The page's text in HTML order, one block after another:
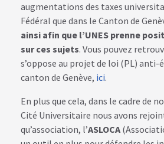
augmentations des taxes
Fédéral que dans le Canton de
ainsi afin que l’UNES prenne
sur ces sujets. Vous pouvez
s’oppose au projet de loi (PL) anti-
canton de Genève, ici.
En plus que cela, dans le cadre de
Cité Universitaire nous avons
qu’association, l’ASLOCA